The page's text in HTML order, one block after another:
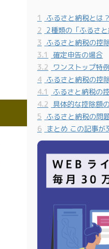
1
ふるさと納税とは？
2 2種類の「ふるさ
3 ふるさと納税の控
3.1
確定申告の場合
3.2
ワンストップ特
4 ふるさと納税の控
4.1
ふるさと納税の
4.2 具体的な控除額
5 ふるさと納税の問
6 まとめ この記事が